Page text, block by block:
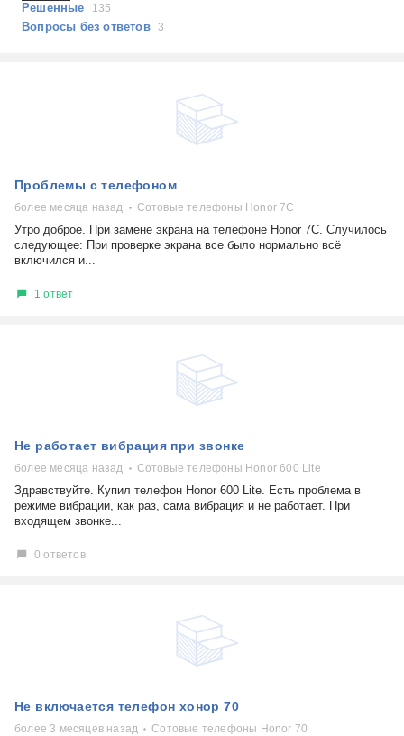
Решенные 135
Вопросы без ответов 3
Проблемы с телефоном
более месяца назад Сотовые телефоны Honor 7C
Утро доброе. При замене экрана на телефоне Honor 7C. Случилось
следующее: При проверке экрана все было нормально всё
включился и...
1 ответ
Не работает вибрация при звонке
более месяца назад Сотовые телефоны Honor 600 Lite
Здравствуйте. Купил телефон Honor 600 Lite. Есть проблема в
режиме вибрации, как раз, сама вибрация и не работает. При
входящем звонке...
0 ответов
Не включается телефон хонор 70
более 3 месяцев назад Сотовые телефоны Honor 70